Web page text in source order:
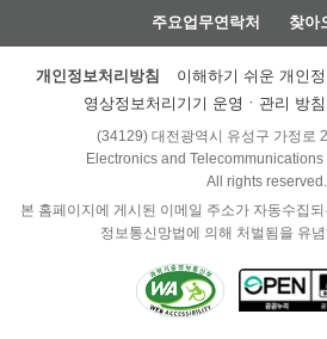
주요업무연락처 찾아
개인정보처리방침 이해하기 쉬운 개인
영상정보처리기기 운영ㆍ관리 방침
(34129) 대전광역시 유성구 가정로
Electronics and
All rights reserved.
본 홈페이지에 게시된 이메일 주소가 자동수집
정보통신망법에 의해 처벌됨을 유